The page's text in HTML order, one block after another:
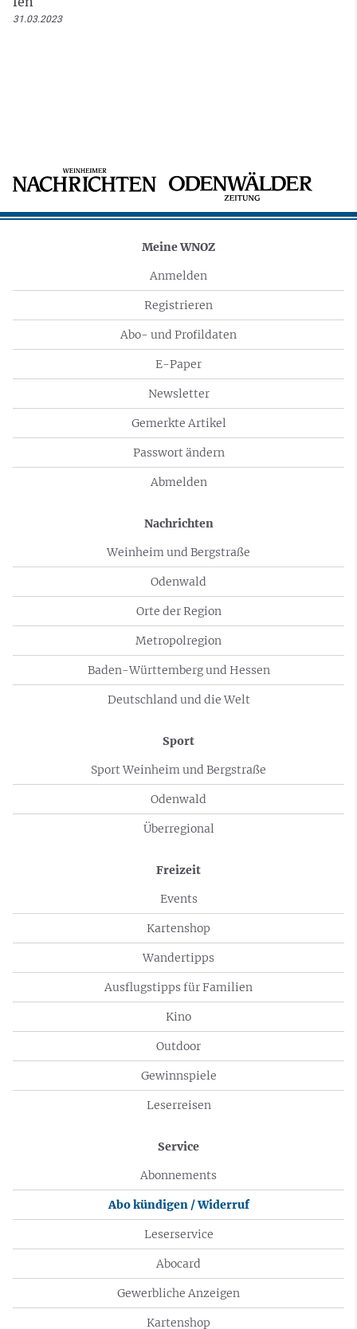
31.03.2023
Meine WNOZ
Anmelden
Registrieren
Abo- und Profildaten
E-Paper
Newsletter
Gemerkte Artikel
Passwort ändern
Abmelden
Nachrichten
Weinheim und Bergstraße
Odenwald
Orte der Region
Metropolregion
Baden-Württemberg und Hessen
Deutschland und die Welt
Sport
Sport Weinheim und Bergstraße
Odenwald
Überregional
Freizeit
Events
Kartenshop
Wandertipps
Ausflugstipps für Familien
Kino
Outdoor
Gewinnspiele
Leserreisen
Service
Abonnements
Abo kündigen / Widerruf
Leserservice
Abocard
Gewerbliche Anzeigen
Kartenshop